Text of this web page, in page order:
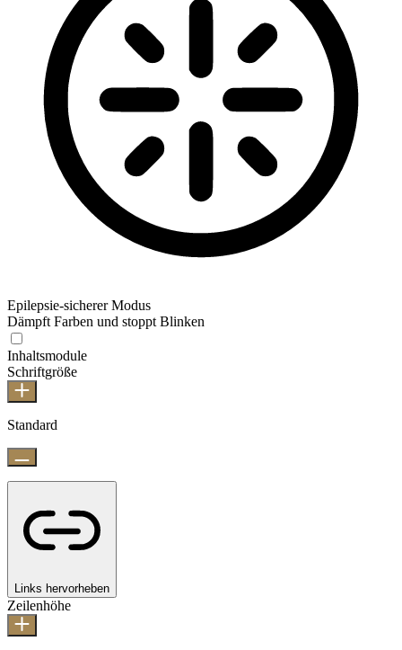
Epilepsie-sicherer Modus
Dämpft Farben und stoppt Blinken
Inhaltsmodule
Schriftgröße
Standard
Links hervorheben
Zeilenhöhe